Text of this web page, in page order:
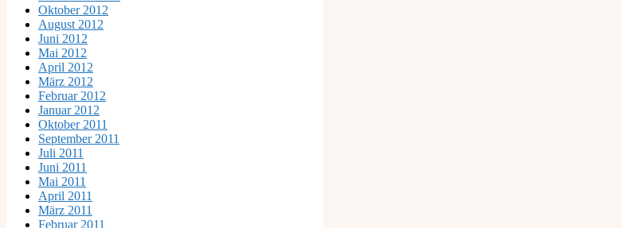
Oktober 2012
August 2012
Juni 2012
Mai 2012
April 2012
März 2012
Februar 2012
Januar 2012
Oktober 2011
September 2011
Juli 2011
Juni 2011
Mai 2011
April 2011
März 2011
Februar 2011